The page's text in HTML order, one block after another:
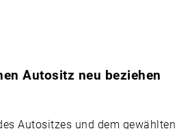
Autositz neu beziehen
Autositzes und dem gewählten